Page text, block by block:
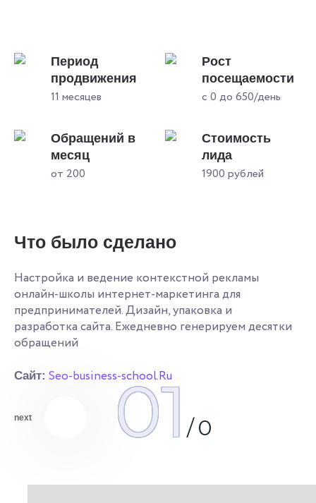
Период
продвижения
11 месяцев
Рост
посещаемости
с 0 до 650/день
Обращений в
месяц
от 200
Стоимость
лида
1900 рублей
Что было сделано
Настройка и ведение контекстной рекламы
онлайн-школы интернет-маркетинга для
предпринимателей. Дизайн, упаковка и
разработка сайта. Ежедневно генерируем десятки
обращений
Сайт: Seo-business-school.Ru
next 01/0